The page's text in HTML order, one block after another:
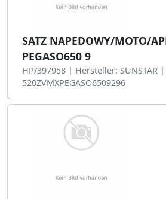
SATZ NAPEDOWY/MOTO/
PEGASO650 9
HP/397958 | Hersteller: SUNSTAR
520ZVMXPEGASO6509296